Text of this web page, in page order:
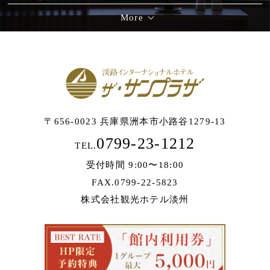
More
〒656-0023 兵庫県洲本市小路谷1279-13
TEL.0799-23-1212
受付時間 9:00〜18:00
FAX.0799-22-5823
株式会社観光ホテル淡州